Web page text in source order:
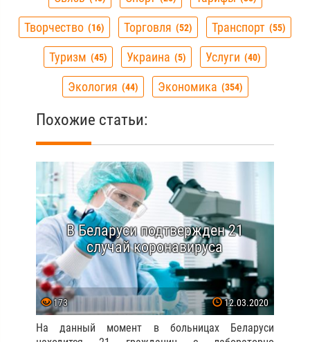
Творчество 16 Торговля 52 Транспорт 55
Туризм 45 Украина 5 Услуги 40
Экология 44 Экономика 354
Похожие статьи:
В Беларуси подтвержден 21
случай коронавируса
173 12.03.2020
На данный момент в больницах Беларуси